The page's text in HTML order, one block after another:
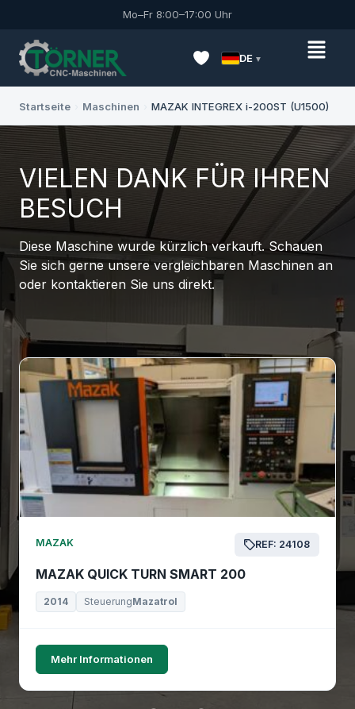
Mo–Fr 8:00–17:00 Uhr
DE
Startseite Maschinen MAZAK INTEGREX i-200ST (U1500)
VIELEN DANK FÜR IHREN
BESUCH
Diese Maschine wurde kürzlich verkauft. Schauen
Sie sich gerne unsere vergleichbaren Maschinen an
oder kontaktieren Sie uns direkt.
MAZAK REF: 24108
MAZAK QUICK TURN SMART 200
2014 SteuerungMazatrol
Mehr Informationen